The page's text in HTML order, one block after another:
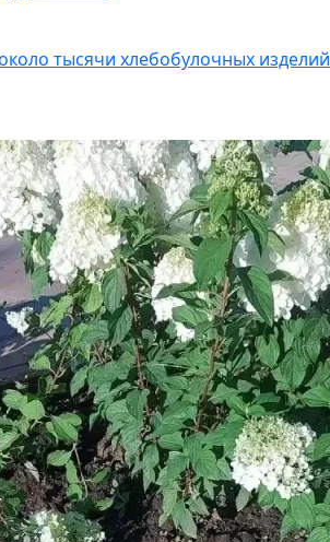
тысячи хлебобулочных изделий